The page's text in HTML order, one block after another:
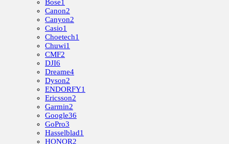
Bose1
Canon2
Canyon2
Casio1
Choetech1
Chuwi1
CMF2
DJI6
Dreame4
Dyson2
ENDORFY1
Ericsson2
Garmin2
Google36
GoPro3
Hasselblad1
HONOR2